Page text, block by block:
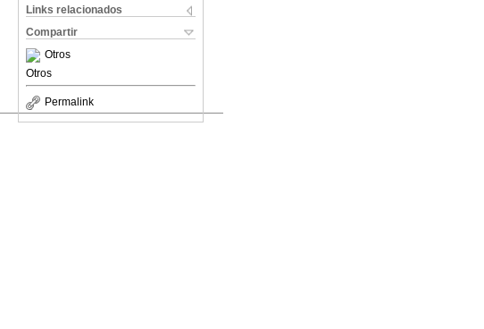
Links relacionados
Compartir
Otros
Otros
Permalink